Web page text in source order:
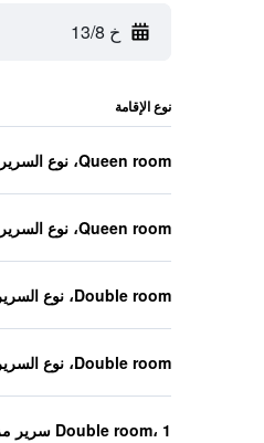
خ 13/8
نوع الإقامة
Queen room، نوع السرير غير معروف
Queen room، نوع السرير غير معروف
Double room، نوع السرير غير معروف
Double room، نوع السرير غير معروف
Double room، 1 سرير مزدوج